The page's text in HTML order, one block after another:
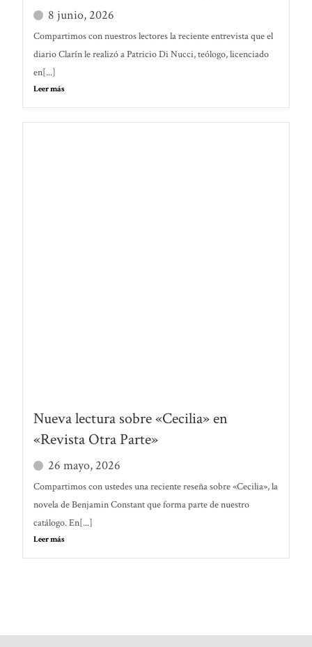
8 junio, 2026
Compartimos con nuestros lectores la reciente entrevista que el
diario Clarín le realizó a Patricio Di Nucci, teólogo, licenciado
en[...]
Leer más
Nueva lectura sobre «Cecilia» en
«Revista Otra Parte»
26 mayo, 2026
Compartimos con ustedes una reciente reseña sobre «Cecilia», la
novela de Benjamin Constant que forma parte de nuestro
catálogo. En[...]
Leer más